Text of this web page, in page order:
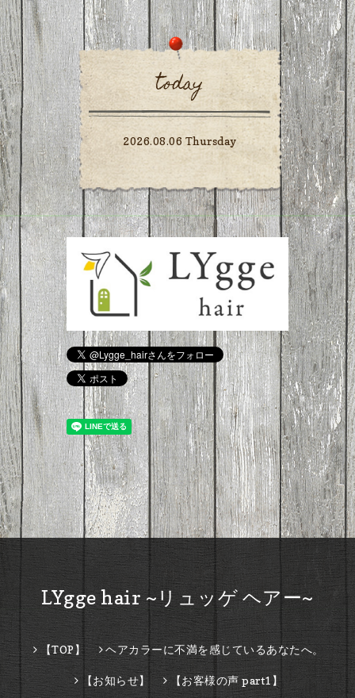
today
2026.08.06 Thursday
LYgge hair ~リュッゲ ヘアー~
【TOP】 ヘアカラーに不満を感じているあなたへ。
【お知らせ】 【お客様の声 part1】